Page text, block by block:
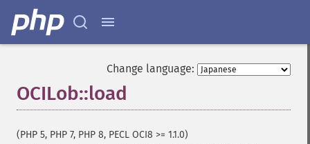
Change language:
OCILob::load
(PHP 5, PHP 7, PHP 8, PECL OCI8 >= 1.1.0)